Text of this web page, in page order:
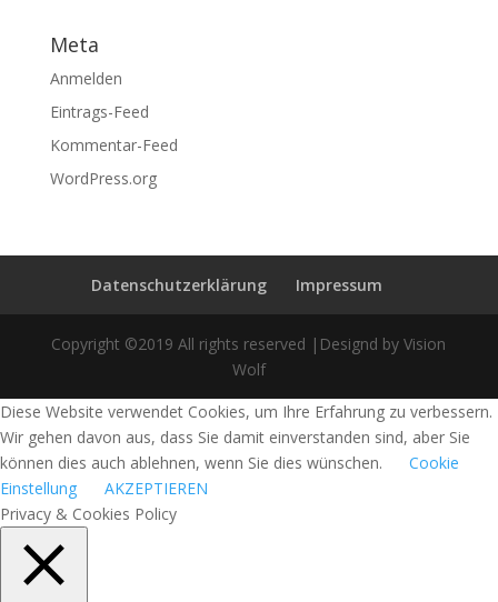
Meta
Anmelden
Eintrags-Feed
Kommentar-Feed
WordPress.org
Datenschutzerklärung Impressum
Copyright ©2019 All rights reserved |Designd by Vision
Wolf
Diese Website verwendet Cookies, um Ihre Erfahrung zu verbessern.
Wir gehen davon aus, dass Sie damit einverstanden sind, aber Sie
können dies auch ablehnen, wenn Sie dies wünschen.
Cookie
Einstellung
AKZEPTIEREN
Privacy & Cookies Policy